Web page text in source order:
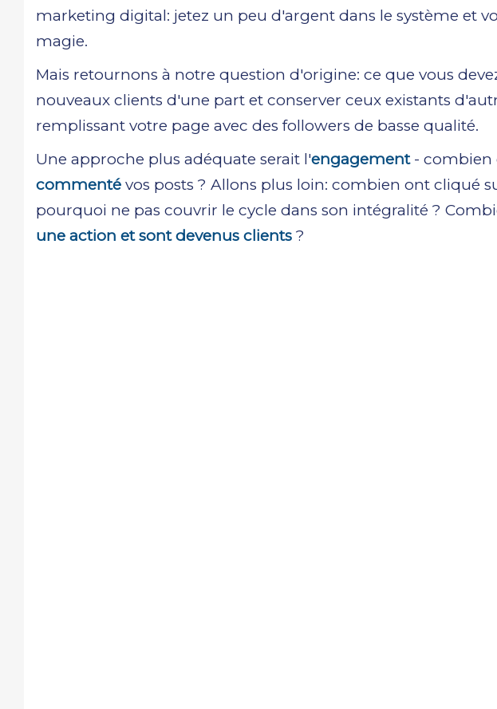
marketing digital: jetez un peu d'argent dans le système et
magie.
Mais retournons à notre question d'origine: ce que vous
nouveaux clients d'une part et conserver ceux existants
remplissant votre page avec des followers de basse qualité.
Une approche plus adéquate serait l'engagement- combien
commenté vos posts ? Allons plus loin: combien ont cliqué
pourquoi ne pas couvrir le cycle dans son intégralité ?
une action et sont devenus clients ?